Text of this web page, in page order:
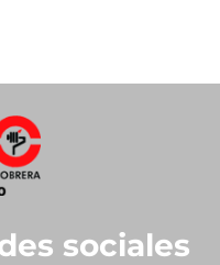
sociales